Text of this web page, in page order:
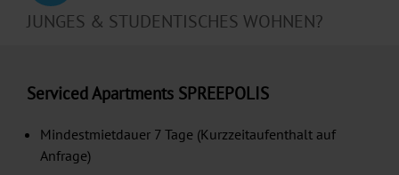
JUNGES & STUDENTISCHES WOHNEN?
Serviced Apartments SPREEPOLIS
Mindestmietdauer 7 Tage (Kurzzeitaufenthalt auf
Anfrage)